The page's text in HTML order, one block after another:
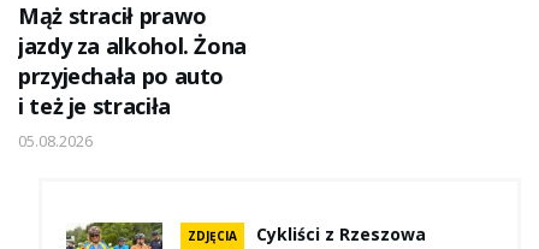
Mąż stracił prawo
jazdy za alkohol. Żona
przyjechała po auto
i też je straciła
05.08.2026
ZDJĘCIA
Cykliści z Rzeszowa